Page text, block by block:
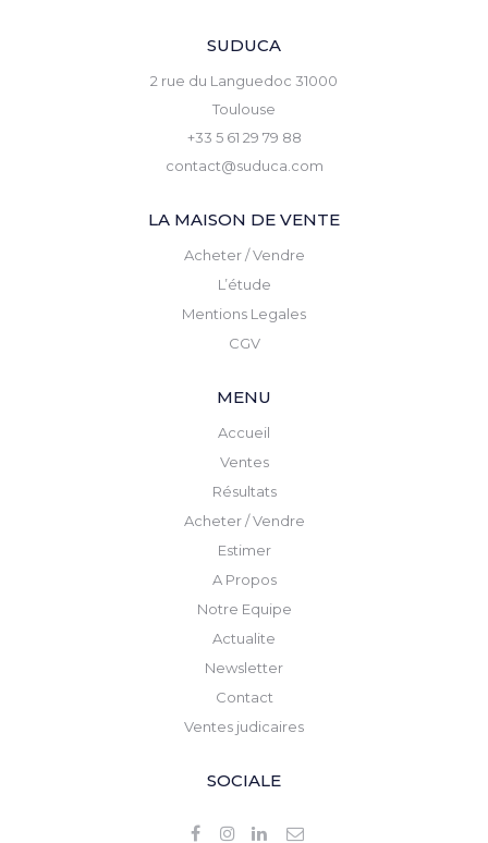
SUDUCA
2 rue du Languedoc 31000
Toulouse
+33 5 61 29 79 88
contact@suduca.com
LA MAISON DE VENTE
Acheter / Vendre
L’étude
Mentions Legales
CGV
MENU
Accueil
Ventes
Résultats
Acheter / Vendre
Estimer
A Propos
Notre Equipe
Actualite
Newsletter
Contact
Ventes judicaires
SOCIALE